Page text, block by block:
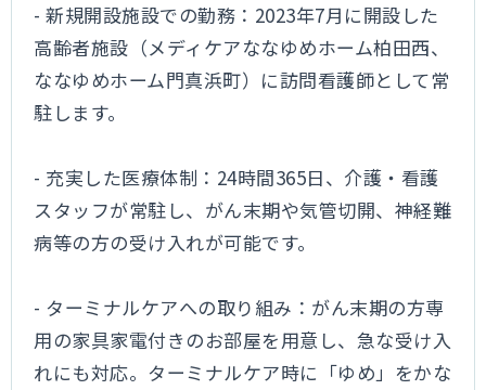
- 新規開設施設での勤務：2023年7月に開設した
高齢者施設（メディケアななゆめホーム柏田西、
ななゆめホーム門真浜町）に訪問看護師として常
駐します。
- 充実した医療体制：24時間365日、介護・看護
スタッフが常駐し、がん末期や気管切開、神経難
病等の方の受け入れが可能です。
- ターミナルケアへの取り組み：がん末期の方専
用の家具家電付きのお部屋を用意し、急な受け入
れにも対応。ターミナルケア時に「ゆめ」をかな